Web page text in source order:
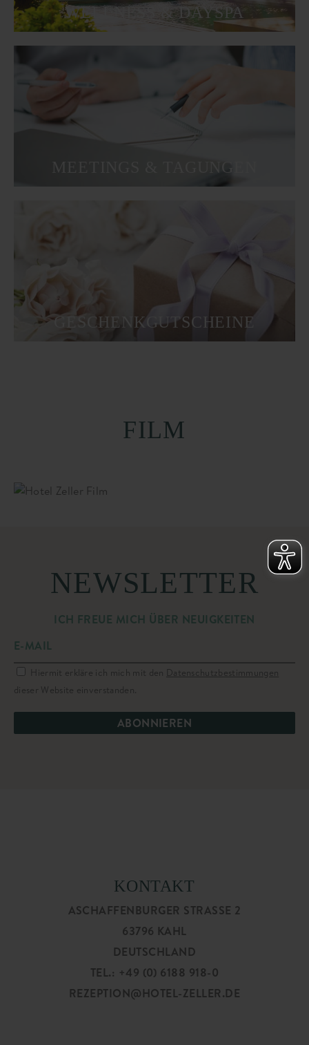
WELLNESS & DAYSPA
MEETINGS & TAGUNGEN
GESCHENKGUTSCHEINE
FILM
NEWSLETTER
ICH FREUE MICH ÜBER NEUIGKEITEN
Hiermit erkläre ich mich mit den Datenschutzbestimmungen
dieser Website einverstanden.
KONTAKT
ASCHAFFENBURGER STRASSE 2
63796 KAHL
DEUTSCHLAND
TEL.: +49 (0) 6188 918-0
REZEPTION@HOTEL-ZELLER.DE